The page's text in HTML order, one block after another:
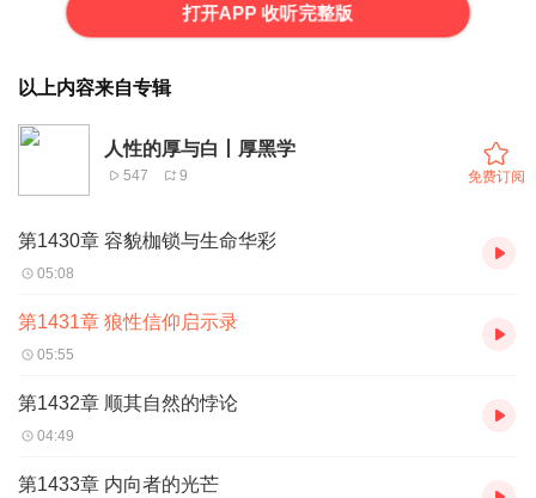
打开APP 收听完整版
以上内容来自专辑
人性的厚与白丨厚黑学
547 9 免费订阅
第1430章 容貌枷锁与生命华彩
05:08
第1431章 狼性信仰启示录
05:55
第1432章 顺其自然的悖论
04:49
第1433章 内向者的光芒